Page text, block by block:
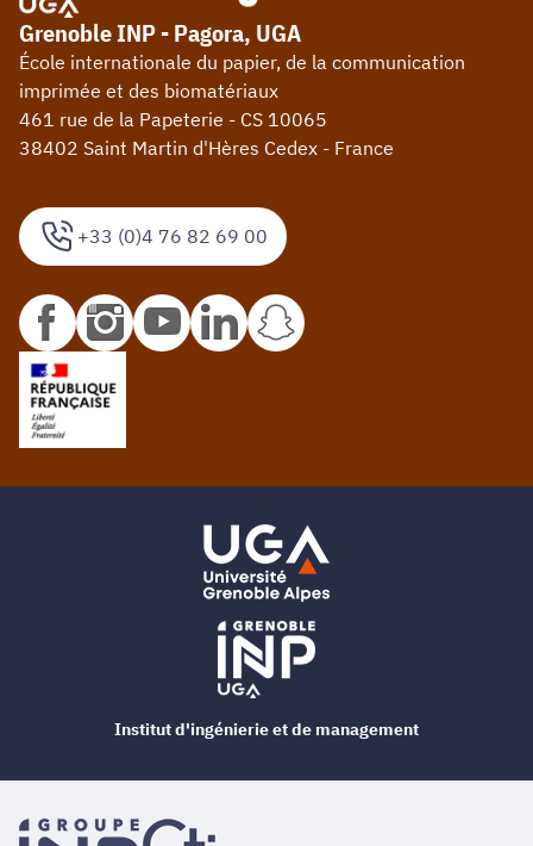
+33 (0)4 76 82 69 00
Grenoble INP - Pagora, UGA
École internationale du papier, de la communication
imprimée et des biomatériaux
461 rue de la Papeterie - CS 10065
38402 Saint Martin d'Hères Cedex - France
Institut d'ingénierie et de management